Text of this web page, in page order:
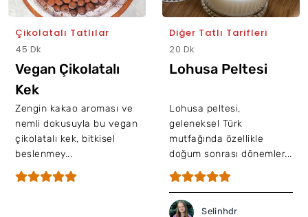
Çikolatalı Tatlılar
45 Dk
Vegan Çikolatalı
Kek
Zengin kakao aroması ve
nemli dokusuyla bu vegan
çikolatalı kek, bitkisel
beslenmey...
Diğer Tatlı Tarifleri
20 Dk
Lohusa Peltesi
Lohusa peltesi,
geleneksel Türk
mutfağında özellikle
doğum sonrası dönemler...
Selinhdr